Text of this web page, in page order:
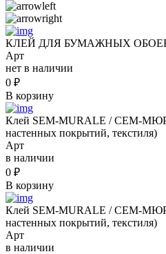
КЛЕЙ ДЛЯ БУМАЖНЫХ ОБОЕВ
Арт
нет в наличии
0 ₽
В корзину
Клей SEM-MURALE / СЕМ-
настенных покрытий, текстиля)
Арт
в наличии
0 ₽
В корзину
Клей SEM-MURALE / СЕМ-
настенных покрытий, текстиля)
Арт
в наличии